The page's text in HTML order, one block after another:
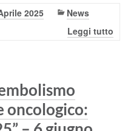
2025
News
Leggi tutto
oncologico: